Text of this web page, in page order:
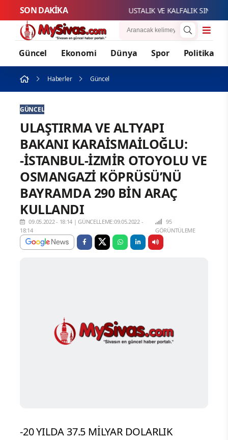
SON DAKİKA USTALIK VE KALFALIK SINAV
Güncel Ekonomi Dünya Spor Politika
Haberler Güncel
GÜNCEL
ULAŞTIRMA VE ALTYAPI
BAKANI KARAİSMAİLOĞLU:
-İSTANBUL-İZMİR OTOYOLU VE
OSMANGAZİ KÖPRÜSÜ’NÜ
BAYRAMDA 290 BİN ARAÇ
KULLANDI
09.05.2022 - 18:14 |GÜNCELLEME:09.05.2022 -
18:14
95
GÖRÜNTÜLEME
-20 YILDA 37.5 MİLYAR DOLARLIK